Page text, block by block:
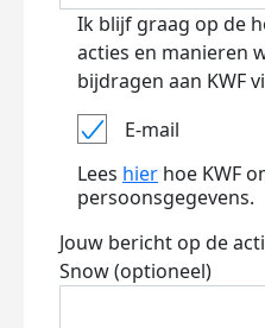
Ik blijf graag op de
acties en manieren
bijdragen aan KWF
E-mail
Lees hier hoe KWF
persoonsgegevens.
Jouw bericht op de
Snow (optioneel)